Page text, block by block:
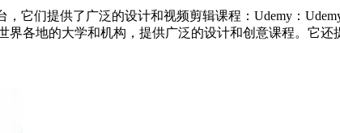
它们提供了广泛的设计和视频剪辑课程：Udemy：
各地的大学和机构，提供广泛的设计和创意课程。它还